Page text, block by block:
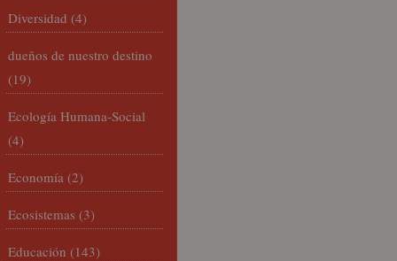
Diversidad (4)
dueños de nuestro destino
(19)
Ecología Humana-Social
(4)
Economía (2)
Ecosistemas (3)
Educación (143)